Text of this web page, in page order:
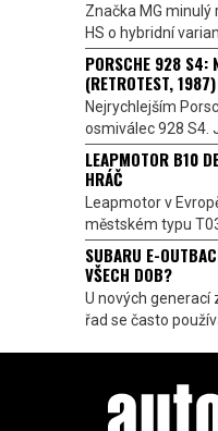
Značka MG
HS o hybridní
PORSCHE 928 S4:
(RETROTEST, 1987)
Nejrychlejším
osmiválec 928 S4.
LEAPMOTOR B10
HRÁČ
Leapmotor v
městském typu
SUBARU E-
VŠECH DOB?
U nových generací
řad se často